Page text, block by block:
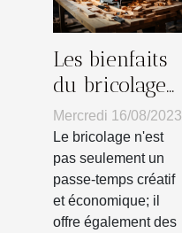
Les bienfaits
du bricolage
sur la santé
mentale
Mercredi 16/08/2023
Le bricolage n'est
pas seulement un
passe-temps créatif
et économique; il
offre également des